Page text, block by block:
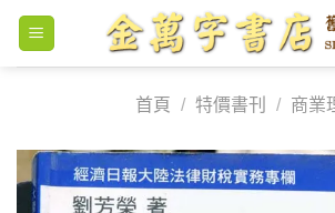
Skip
content
首頁
/ 特價書刊 / 商業